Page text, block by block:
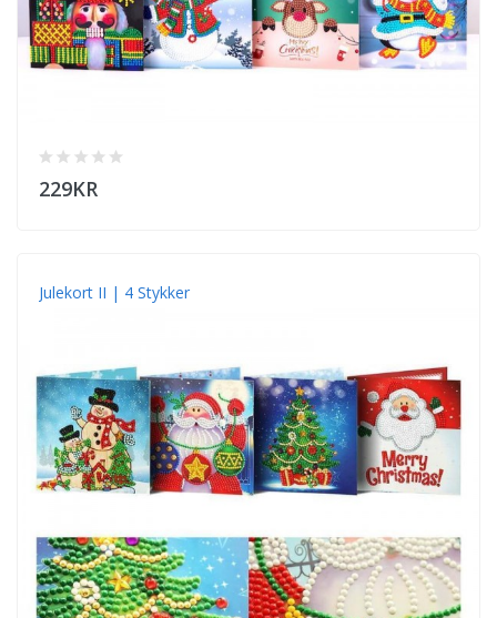
229KR
Julekort II | 4 Stykker